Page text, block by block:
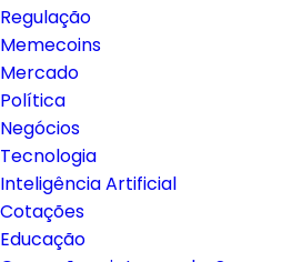
Regulação
Memecoins
Mercado
Política
Negócios
Tecnologia
Inteligência Artificial
Cotações
Educação